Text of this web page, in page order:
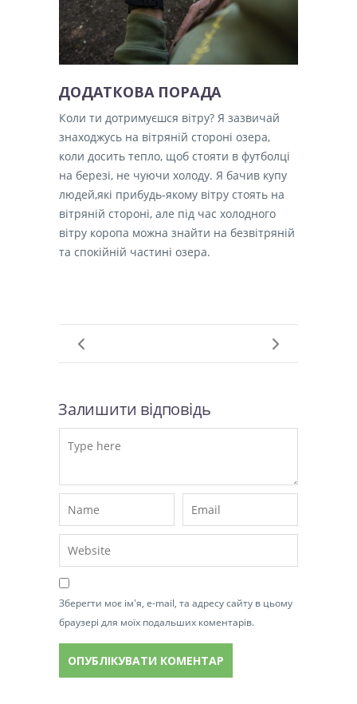
ДОДАТКОВА ПОРАДА
Коли ти дотримуєшся вітру? Я зазвичай
знаходжусь на вітряній стороні озера,
коли досить тепло, щоб стояти в футболці
на березі, не чуючи холоду. Я бачив купу
людей,які прибудь-якому вітру стоять на
вітряній стороні, але під час холодного
вітру коропа можна знайти на безвітряній
та спокійній частині озера.
Залишити відповідь
Зберегти моє ім'я, e-mail, та адресу сайту в цьому
браузері для моїх подальших коментарів.